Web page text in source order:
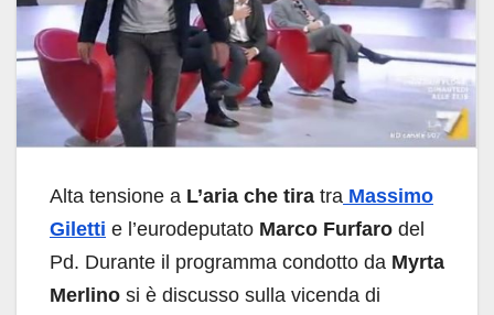
Alta tensione a L’aria che tira tra Massimo
Giletti e l’eurodeputato Marco Furfaro del
Pd. Durante il programma condotto da Myrta
Merlino si è discusso sulla vicenda di